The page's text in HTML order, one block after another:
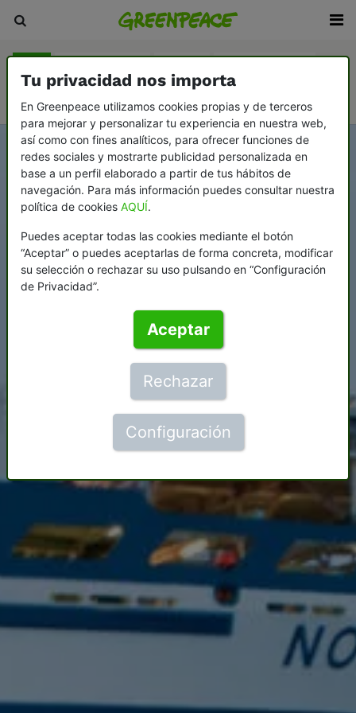
Tu privacidad nos importa
En Greenpeace utilizamos cookies propias y de terceros
para mejorar y personalizar tu experiencia en nuestra web,
así como con fines analíticos, para ofrecer funciones de
redes sociales y mostrarte publicidad personalizada en
base a un perfil elaborado a partir de tus hábitos de
navegación. Para más información puedes consultar nuestra
política de cookies AQUÍ.
Puedes aceptar todas las cookies mediante el botón
“Aceptar” o puedes aceptarlas de forma concreta, modificar
su selección o rechazar su uso pulsando en “Configuración
de Privacidad”.
Aceptar
Rechazar
Configuración